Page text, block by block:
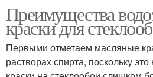
Преимущества
краски для
Первыми отметаем масляные
растворах спирта, поскольку